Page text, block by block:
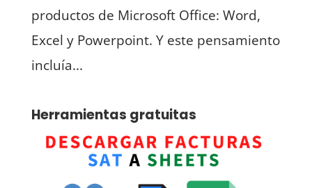
productos de Microsoft Office: Word,
Excel y Powerpoint. Y este pensamiento
incluía...
Herramientas gratuitas